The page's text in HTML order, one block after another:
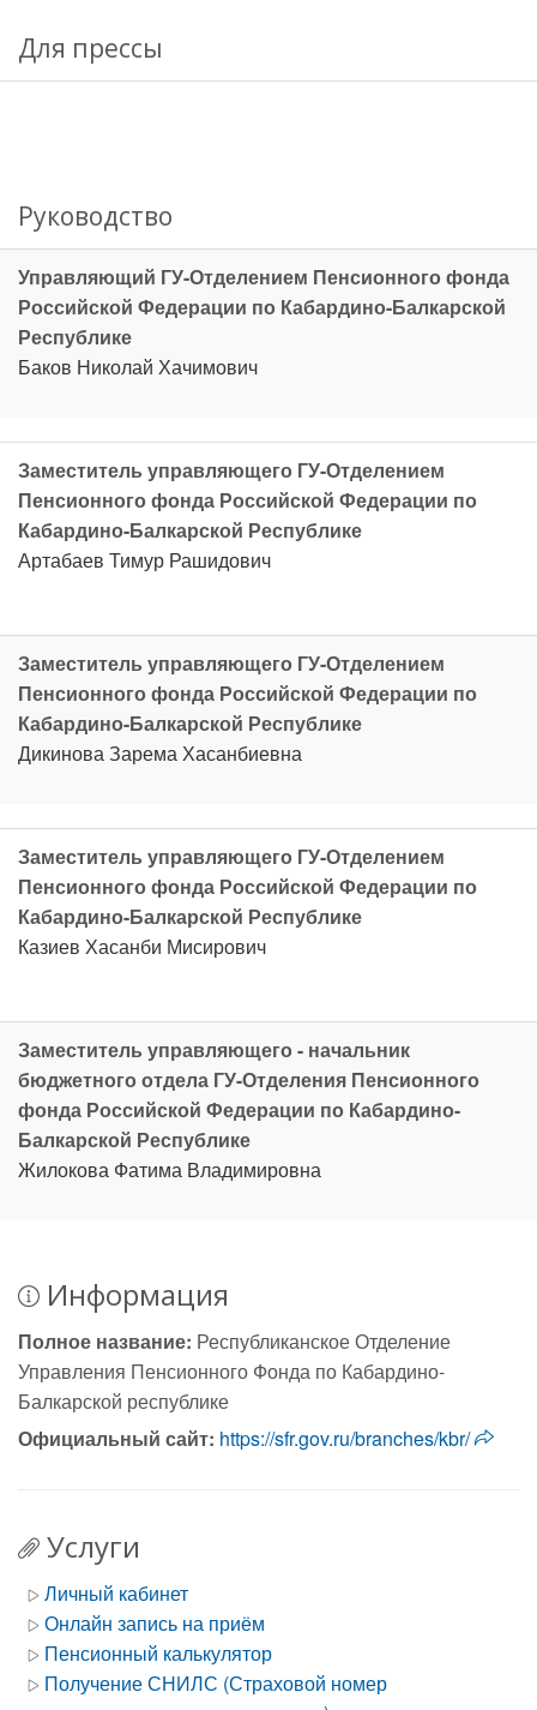
Для прессы
Руководство
Управляющий ГУ-Отделением Пенсионного фонда
Российской Федерации по Кабардино-Балкарской
Республике
Баков Николай Хачимович
Заместитель управляющего ГУ-Отделением
Пенсионного фонда Российской Федерации по
Кабардино-Балкарской Республике
Артабаев Тимур Рашидович
Заместитель управляющего ГУ-Отделением
Пенсионного фонда Российской Федерации по
Кабардино-Балкарской Республике
Дикинова Зарема Хасанбиевна
Заместитель управляющего ГУ-Отделением
Пенсионного фонда Российской Федерации по
Кабардино-Балкарской Республике
Казиев Хасанби Мисирович
Заместитель управляющего - начальник
бюджетного отдела ГУ-Отделения Пенсионного
фонда Российской Федерации по Кабардино-
Балкарской Республике
Жилокова Фатима Владимировна
Информация
Полное название: Республиканское Отделение
Управления Пенсионного Фонда по Кабардино-
Балкарской республике
Официальный сайт: https://sfr.gov.ru/branches/kbr/
Услуги
Личный кабинет
Онлайн запись на приём
Пенсионный калькулятор
Получение СНИЛС (Страховой номер